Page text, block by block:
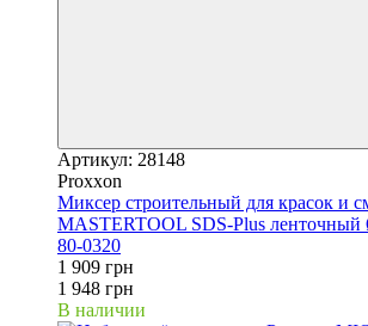
Артикул: 28148
Proxxon
Миксер строительный для красок и
MASTERTOOL SDS-Plus
80-0320
1 909 грн
1 948 грн
В наличии